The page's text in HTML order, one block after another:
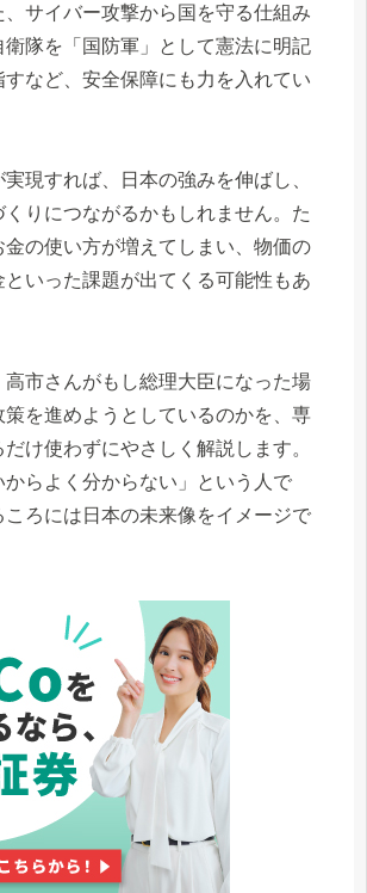
、サイバー攻撃から国を守る仕組み
衛隊を「国防軍」として憲法に明記
など、安全保障にも力を入れてい
現すれば、日本の強みを伸ばし、
りにつながるかもしれません。た
金の使い方が増えてしまい、物価の
いった課題が出てくる可能性もあ
高市さんがもし総理大臣になった場
を進めようとしているのかを、専
け使わずにやさしく解説します。
からよく分からない」という人で
ころには日本の未来像をイメージで